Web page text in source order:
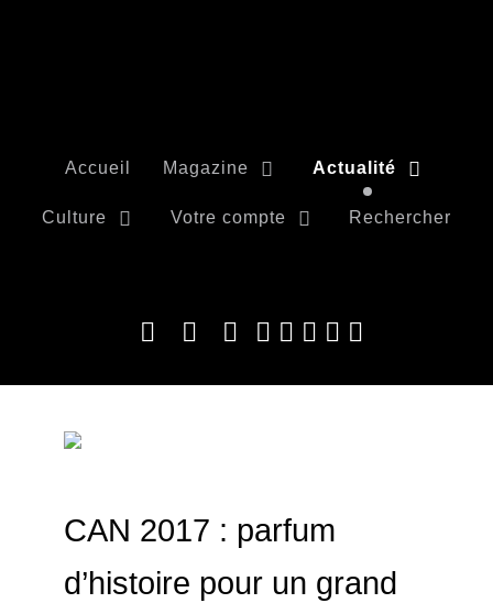
Accueil Magazine Actualité
Culture Votre compte Rechercher
CAN 2017 : parfum
d’histoire pour un grand